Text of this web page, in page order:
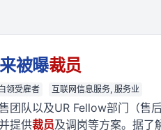
被曝裁员
领受雇者 互联网信息服务, 服务业
团队以及UR Fellow部门（售
提供裁员及调岗等方案。据了